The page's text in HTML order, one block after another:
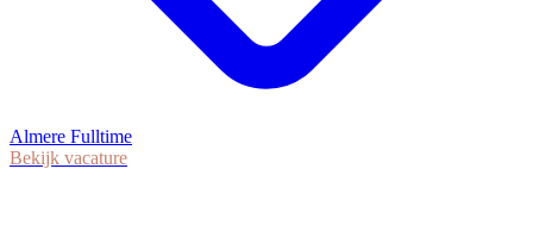
Almere Fulltime
Bekijk vacature